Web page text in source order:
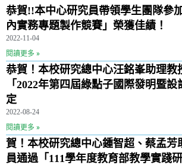
恭賀!!本中心研究員帶領學生團隊參
內實務專題製作競賽」榮獲佳績！
2022-11-04
閱讀更多 »
恭賀！本校研究總中心汪銘峯助理教
「2022年第四屆綠點子國際發明暨
定
2022-08-24
閱讀更多 »
賀！本校研究總中心鍾智超、蔡孟芳
員通過「111學年度教育部教學實踐研